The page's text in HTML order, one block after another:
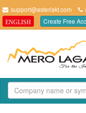
support@asteriskt.com
ENGLISH Create Free